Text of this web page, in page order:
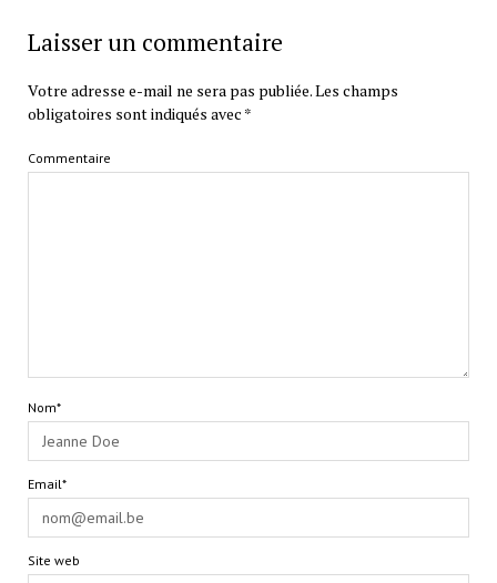
Laisser un commentaire
Votre adresse e-mail ne sera pas publiée.Les champs
obligatoires sont indiqués avec *
Commentaire
Nom*
Email*
Site web